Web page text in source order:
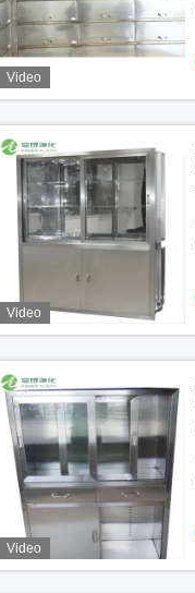
Video
Video
Video